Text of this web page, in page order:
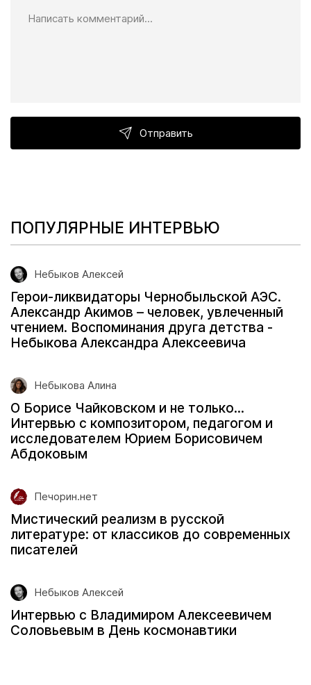
Отправить
ПОПУЛЯРНЫЕ ИНТЕРВЬЮ
Небыков Алексей
Герои-ликвидаторы Чернобыльской АЭС.
Александр Акимов – человек, увлеченный
чтением. Воспоминания друга детства -
Небыкова Александра Алексеевича
Небыкова Алина
О Борисе Чайковском и не только…
Интервью с композитором, педагогом и
исследователем Юрием Борисовичем
Абдоковым
Печорин.нет
Мистический реализм в русской
литературе: от классиков до современных
писателей
Небыков Алексей
Интервью с Владимиром Алексеевичем
Соловьевым в День космонавтики